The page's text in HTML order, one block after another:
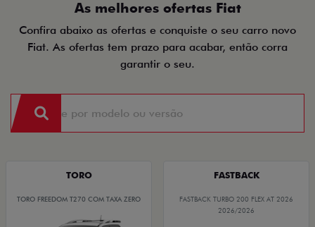
As melhores ofertas Fiat
Confira abaixo as ofertas e conquiste o seu carro novo
Fiat. As ofertas tem prazo para acabar, então corra
garantir o seu.
TORO
TORO FREEDOM T270 COM TAXA ZERO
FASTBACK
FASTBACK TURBO 200 FLEX AT 2026
2026/2026